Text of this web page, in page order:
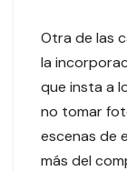
Otra de las
la
que insta a
no tomar
escenas de
más del